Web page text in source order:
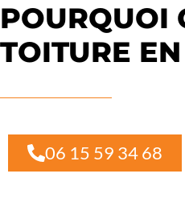
POURQUOI
TOITURE
06 15 59 34 68